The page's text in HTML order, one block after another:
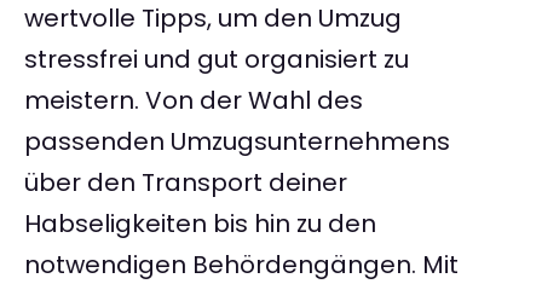
wertvolle Tipps, um den Umzug
stressfrei und gut organisiert zu
meistern. Von der Wahl des
passenden Umzugsunternehmens
über den Transport deiner
Habseligkeiten bis hin zu den
notwendigen Behördengängen. Mit